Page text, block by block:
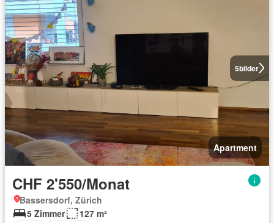
5bilder
Apartment
CHF 2'550/Monat
Bassersdorf, Zürich
5 Zimmer
127 m²